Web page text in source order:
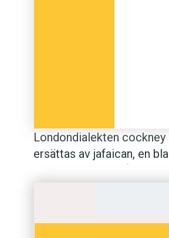
Londondialekten
ersättas av jafaican, en
Evening Standard.